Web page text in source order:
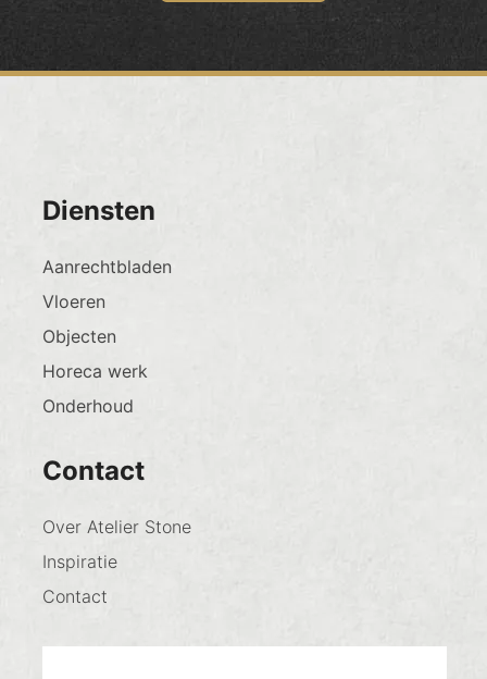
Diensten
Aanrechtbladen
Vloeren
Objecten
Horeca werk
Onderhoud
Contact
Over Atelier Stone
Inspiratie
Contact